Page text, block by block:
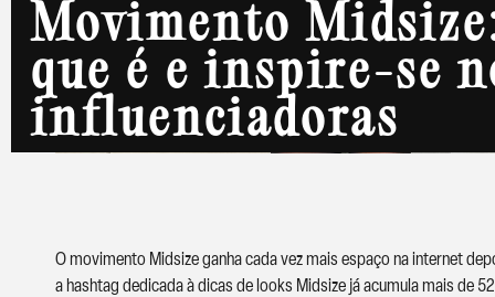
Movimento
que é e inspire-se
influenciadoras
O movimento Midsize ganha cada vez mais espaço na internet
a hashtag dedicada à dicas de looks Midsize já acumula mais de